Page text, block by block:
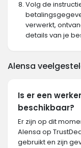
Volg de
verwerkt,
details van je
Alensa
Is er een
beschikbaar?
Er zijn op dit
Alensa op
gebruikt en zijn